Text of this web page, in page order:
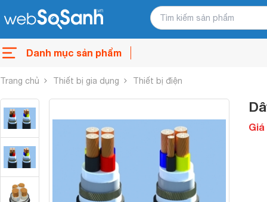
Danh mục sản phẩm
Trang chủ Thiết bị gia dụng Thiết bị điện
Giá